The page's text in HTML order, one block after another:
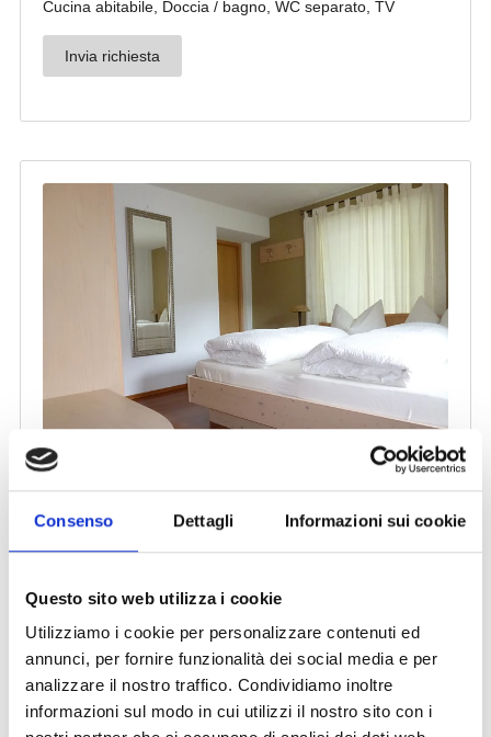
Consenso Dettagli Informazioni sui cookie
Questo sito web utilizza i cookie
Utilizziamo i cookie per personalizzare contenuti ed
annunci, per fornire funzionalità dei social media e per
analizzare il nostro traffico. Condividiamo inoltre
informazioni sul modo in cui utilizzi il nostro sito con i